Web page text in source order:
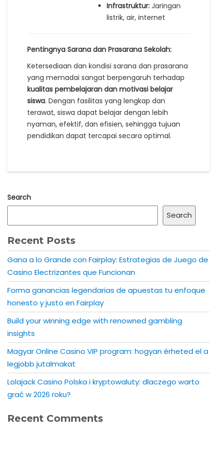
Infrastruktur: Jaringan
listrik, air, internet
Pentingnya Sarana dan Prasarana Sekolah:
Ketersediaan dan kondisi sarana dan prasarana
yang memadai sangat berpengaruh terhadap
kualitas pembelajaran dan motivasi belajar
siswa. Dengan fasilitas yang lengkap dan
terawat, siswa dapat belajar dengan lebih
nyaman, efektif, dan efisien, sehingga tujuan
pendidikan dapat tercapai secara optimal.
Search
Search
Recent Posts
Gana a lo Grande con Fairplay: Estrategias de Juego de
Casino Electrizantes que Funcionan
Forma ganancias legendarias de apuestas tu enfoque
honesto y justo en Fairplay
Build your winning edge with renowned gambling
insights
Magyar Online Casino VIP program: hogyan érheted el a
legjobb jutalmakat
Lolajack Casino Polska i kryptowaluty: dlaczego warto
grać w 2026 roku?
Recent Comments